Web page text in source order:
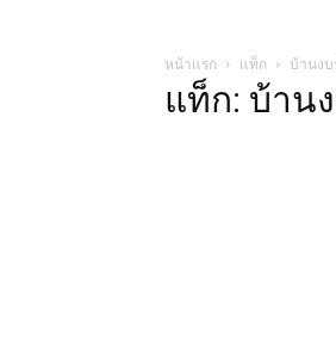
หน้าแรก แท็ก บ้านง
แท็ก: บ้าน